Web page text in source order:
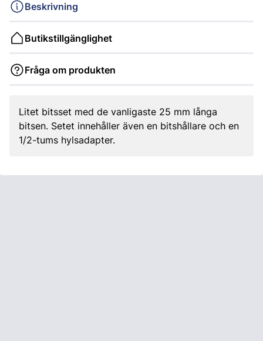
Beskrivning
Butikstillgänglighet
Fråga om produkten
Litet bitsset med de vanligaste 25 mm långa
bitsen. Setet innehåller även en bitshållare och en
1/2-tums hylsadapter.